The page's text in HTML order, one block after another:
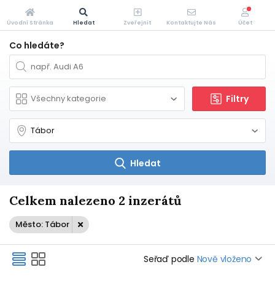
Co hledáte?
Filtry
Hledat
Celkem nalezeno 2 inzerátů
Město: Tábor
Seřaď podle Nově vloženo
Úvodní Stránka Hledat Zveřejnit Kontaktujte Nás Účet